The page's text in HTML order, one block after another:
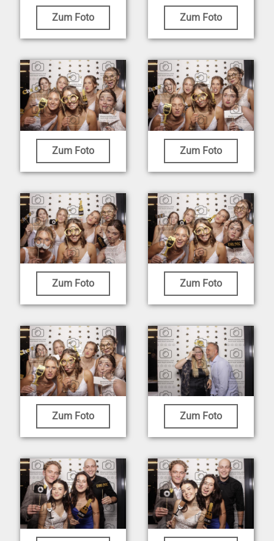
Zum Foto Zum Foto
Zum Foto Zum Foto
Zum Foto Zum Foto
Zum Foto Zum Foto